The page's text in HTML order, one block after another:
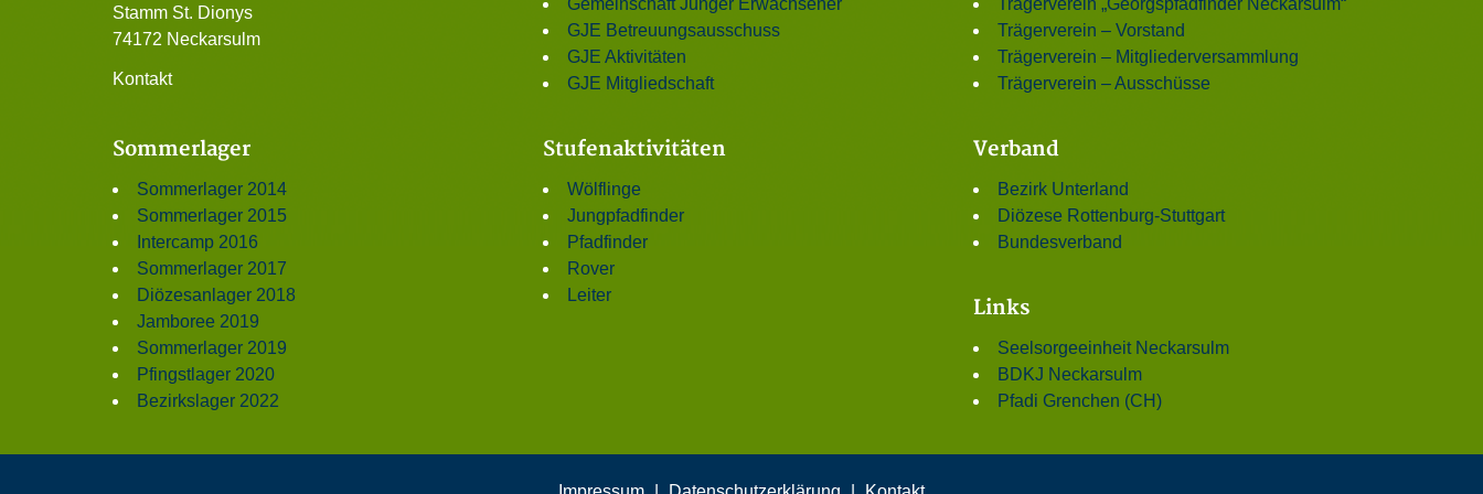
Stamm St. Dionys
74172 Neckarsulm
Kontakt
Gemeinschaft Junger Erwachsener
GJE Betreuungsausschuss
GJE Aktivitäten
GJE Mitgliedschaft
Trägerverein „Georgspfadfinder Neckarsulm“
Trägerverein – Vorstand
Trägerverein – Mitgliederversammlung
Trägerverein – Ausschüsse
Sommerlager
Sommerlager 2014
Sommerlager 2015
Intercamp 2016
Sommerlager 2017
Diözesanlager 2018
Jamboree 2019
Sommerlager 2019
Pfingstlager 2020
Bezirkslager 2022
Stufenaktivitäten
Wölflinge
Jungpfadfinder
Pfadfinder
Rover
Leiter
Verband
Bezirk Unterland
Diözese Rottenburg-Stuttgart
Bundesverband
Links
Seelsorgeeinheit Neckarsulm
BDKJ Neckarsulm
Pfadi Grenchen (CH)